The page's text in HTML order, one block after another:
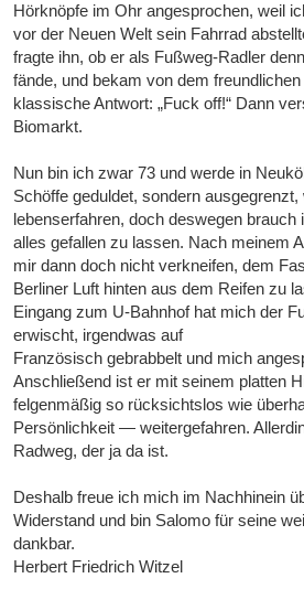
Hörknöpfe im Ohr angesprochen, weil
vor der Neuen Welt sein Fahrrad
fragte ihn, ob er als Fußweg-Radler
fände, und bekam von dem
klassische Antwort: „Fuck off!“ Dann
Biomarkt.
Nun bin ich zwar 73 und werde in
Schöffe geduldet, sondern
lebenserfahren, doch deswegen
alles gefallen zu lassen. Nach meinem
mir dann doch nicht verkneifen, dem
Berliner Luft hinten aus dem Reifen zu
Eingang zum U-Bahnhof hat mich der
erwischt, irgendwas auf
Französisch gebrabbelt und mich
Anschließend ist er mit seinem platten
felgenmäßig so rücksichtslos wie
Persönlichkeit — weitergefahren.
Radweg, der ja da ist.
Deshalb freue ich mich im Nachhinein
Widerstand und bin Salomo für seine
dankbar.
Herbert Friedrich Witzel